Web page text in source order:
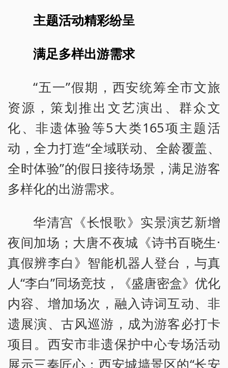
主题活动精彩纷呈
满足多样出游需求
“五一”假期，西安统筹全市文旅
资源，策划推出文艺演出、群众文
化、非遗体验等5大类165项主题活
动，全力打造“全域联动、全龄覆盖、
全时体验”的假日接待场景，满足游客
多样化的出游需求。
华清宫《长恨歌》实景演艺新增
夜间加场；大唐不夜城《诗书百晓生·
真假辨李白》智能机器人登台，与真
人“李白”同场竞技，《盛唐密盒》优化
内容、增加场次，融入诗词互动、非
遗展演、古风巡游，成为游客必打卡
项目。西安市非遗保护中心专场活动
展示三秦匠心；西安城墙景区的“长安